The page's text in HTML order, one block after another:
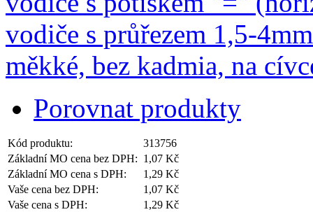
Porovnat produkty
Kód produktu:
313756
Základní MO cena bez DPH: 1,07 Kč
Základní MO cena s DPH:
1,29 Kč
Vaše cena bez DPH:
1,07 Kč
Vaše cena s DPH:
1,29 Kč